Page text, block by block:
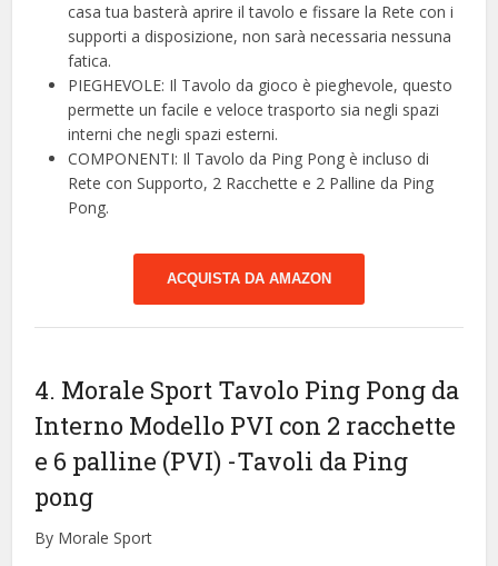
casa tua basterà aprire il tavolo e fissare la Rete con i
supporti a disposizione, non sarà necessaria nessuna
fatica.
PIEGHEVOLE: Il Tavolo da gioco è pieghevole, questo
permette un facile e veloce trasporto sia negli spazi
interni che negli spazi esterni.
COMPONENTI: Il Tavolo da Ping Pong è incluso di
Rete con Supporto, 2 Racchette e 2 Palline da Ping
Pong.
ACQUISTA DA AMAZON
4. Morale Sport Tavolo Ping Pong da
Interno Modello PVI con 2 racchette
e 6 palline (PVI) -Tavoli da Ping
pong
By Morale Sport